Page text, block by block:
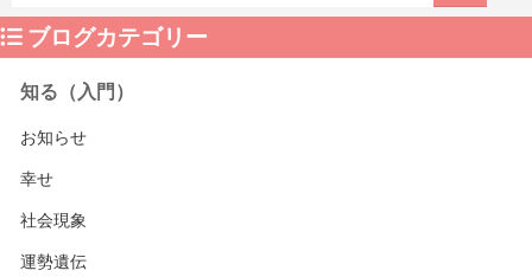
ブログカテゴリー
知る（入門）
お知らせ
幸せ
社会現象
運勢遺伝